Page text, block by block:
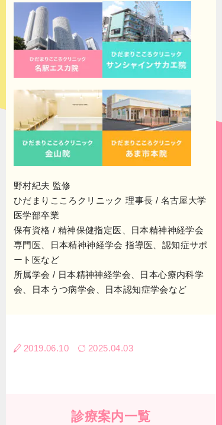
野村紀夫 監修
ひだまりこころクリニック 理事長 / 名古屋大学
医学部卒業
保有資格 / 精神保健指定医、日本精神神経学会
専門医、日本精神神経学会 指導医、認知症サポ
ート医など
所属学会 / 日本精神神経学会、日本心療内科学
会、日本うつ病学会、日本認知症学会など
2019.06.10 2025.04.03
診療案内一覧